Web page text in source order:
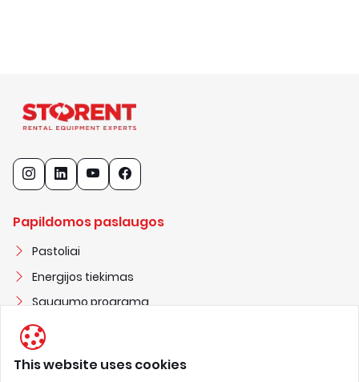
Papildomos paslaugos
Pastoliai
Energijos tiekimas
Saugumo programa
Statybiniai nameliai
This website uses cookies